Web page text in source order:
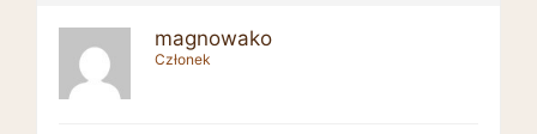
magnowako
Członek